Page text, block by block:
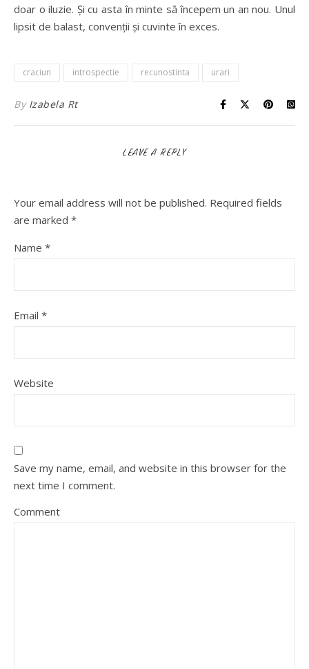
doar o iluzie. Și cu asta în minte să începem un an nou. Unul
lipsit de balast, convenții și cuvinte în exces.
craciun introspectie recunostinta urari
By Izabela Rt
LEAVE A REPLY
Your email address will not be published. Required fields
are marked *
Name *
Email *
Website
Save my name, email, and website in this browser for the
next time I comment.
Comment